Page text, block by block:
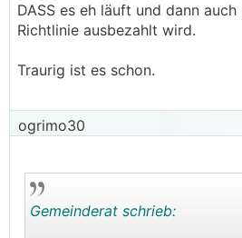
DASS es eh läuft und dann
Richtlinie ausbezahlt wird.
Traurig ist es schon.
ogrimo30
Gemeinderat schrieb: